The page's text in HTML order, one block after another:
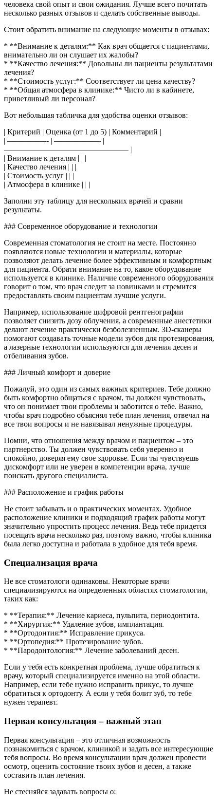
человека свой опыт и свои ожидания. Лучше всего почитать
несколько разных отзывов и сделать собственные выводы.
Стоит обратить внимание на следующие моменты в отзывах:
* **Внимание к деталям:** Как врач общается с пациентами,
внимательно ли он слушает их жалобы?
* **Качество лечения:** Довольны ли пациенты результатами
лечения?
* **Стоимость услуг:** Соответствует ли цена качеству?
* **Общая атмосфера в клинике:** Чисто ли в кабинете,
приветливый ли персонал?
Вот небольшая табличка для удобства оценки отзывов:
| Критерий | Оценка (от 1 до 5) | Комментарий |
| —————- | —————— |
———————————————— |
| Внимание к деталям | | |
| Качество лечения | | |
| Стоимость услуг | | |
| Атмосфера в клинике | | |
Заполни эту таблицу для нескольких врачей и сравни
результаты.
### Современное оборудование и технологии
Современная стоматология не стоит на месте. Постоянно
появляются новые технологии и материалы, которые
позволяют делать лечение более эффективным и комфортным
для пациента. Обрати внимание на то, какое оборудование
используется в клинике. Наличие современного оборудования
говорит о том, что врач следит за новинками и стремится
предоставлять своим пациентам лучшие услуги.
Например, использование цифровой рентгенографии
позволяет снизить дозу облучения, а современные анестетики
делают лечение практически безболезненным. 3D-сканеры
помогают создавать точные модели зубов для протезирования,
а лазерные технологии используются для лечения десен и
отбеливания зубов.
### Личный комфорт и доверие
Пожалуй, это один из самых важных критериев. Тебе должно
быть комфортно общаться с врачом, ты должен чувствовать,
что он понимает твои проблемы и заботится о тебе. Важно,
чтобы врач подробно объяснял тебе план лечения, отвечал на
все твои вопросы и не навязывал ненужные процедуры.
Помни, что отношения между врачом и пациентом – это
партнерство. Ты должен чувствовать себя уверенно и
спокойно, доверяя ему свое здоровье. Если ты чувствуешь
дискомфорт или не уверен в компетенции врача, лучше
поискать другого специалиста.
### Расположение и график работы
Не стоит забывать и о практических моментах. Удобное
расположение клиники и подходящий график работы могут
значительно упростить процесс лечения. Ведь тебе придется
посещать врача несколько раз, поэтому важно, чтобы клиника
была легко доступна и работала в удобное для тебя время.
Специализация врача
Не все стоматологи одинаковы. Некоторые врачи
специализируются на определенных областях стоматологии,
таких как:
* **Терапия:** Лечение кариеса, пульпита, периодонтита.
* **Хирургия:** Удаление зубов, имплантация.
* **Ортодонтия:** Исправление прикуса.
* **Ортопедия:** Протезирование зубов.
* **Пародонтология:** Лечение заболеваний десен.
Если у тебя есть конкретная проблема, лучше обратиться к
врачу, который специализируется именно на этой области.
Например, если тебе нужно исправить прикус, то лучше
обратиться к ортодонту. А если у тебя болит зуб, то тебе
нужен терапевт.
Первая консультация – важный этап
Первая консультация – это отличная возможность
познакомиться с врачом, клиникой и задать все интересующие
тебя вопросы. Во время консультации врач должен провести
осмотр, оценить состояние твоих зубов и десен, а также
составить план лечения.
Не стесняйся задавать вопросы о: